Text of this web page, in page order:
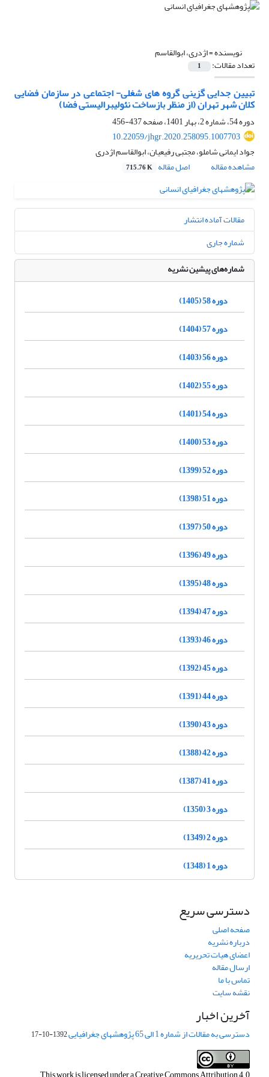
نویسنده =اژدری، ابوالقاسم
تعداد مقالات: 1
تبیین جدایی‏ گزینی گروه ‏های شغلی- اجتماعی در سازمان فضایی
کلان ‏شهر تهران (از منظر بازساخت نئولیبرالیستی فضا)
دوره 54، شماره 2، بهار 1401، صفحه
437-456
10.22059/jhgr.2020.258095.1007703
جواد ایمانی شاملو، مجتبی رفیعیان، ابوالقاسم اژدری
مشاهده مقاله
اصل مقاله 715.76 K
مقالات آماده انتشار
شماره جاری
شماره‌های پیشین نشریه
دوره 58 (1405)
دوره 57 (1404)
دوره 56 (1403)
دوره 55 (1402)
دوره 54 (1401)
دوره 53 (1400)
دوره 52 (1399)
دوره 51 (1398)
دوره 50 (1397)
دوره 49 (1396)
دوره 48 (1395)
دوره 47 (1394)
دوره 46 (1393)
دوره 45 (1392)
دوره 44 (1391)
دوره 43 (1390)
دوره 42 (1388)
دوره 41 (1387)
دوره 3 (1350)
دوره 2 (1349)
دوره 1 (1348)
دسترسی سریع
صفحه اصلی
درباره نشریه
اعضای هیات تحریریه
ارسال مقاله
تماس با ما
نقشه سایت
آخرین اخبار
دسترسی به مقالات از شماره 1 الی 65 پژوهشهای جغرافیایی 1392-10-17